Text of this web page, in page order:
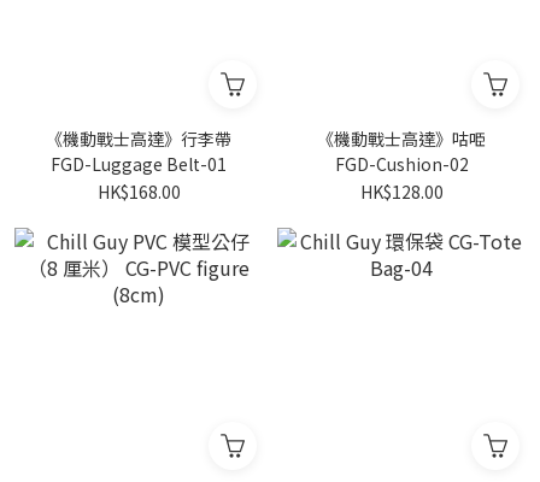
《機動戰士高達》行李帶
FGD-Luggage Belt-01
HK$168.00
《機動戰士高達》咕𠱸
FGD-Cushion-02
HK$128.00